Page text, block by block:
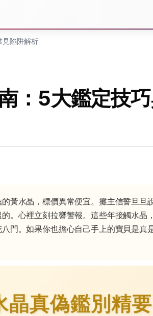
見陷阱解析
：5大鑑定技
黃水晶，標價異常便宜。攤主信誓旦旦
。心裡立刻拉響警報。這些年接觸水晶
門。如果你也擔心自己手上的寶貝是真